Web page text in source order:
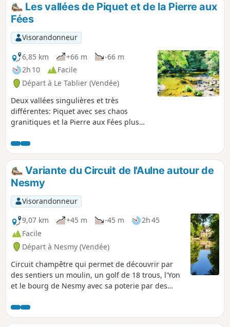
Les vallées de Piquet et de la Pierre aux
Fées
Visorandonneur
6,85 km
+66 m
-66 m
2h 10
Facile
Départ à Le Tablier (Vendée)
Deux vallées singulières et très
différentes: Piquet avec ses chaos
granitiques et la Pierre aux Fées plus
Variante du Circuit de l'Aulne autour de
Nesmy
Visorandonneur
9,07 km
+45 m -45 m
2h 45
Facile
Départ à Nesmy (Vendée)
Circuit champêtre qui permet de découvrir par
des sentiers un moulin, un golf de 18 trous, l'Yon
et le bourg de Nesmy avec sa poterie par des